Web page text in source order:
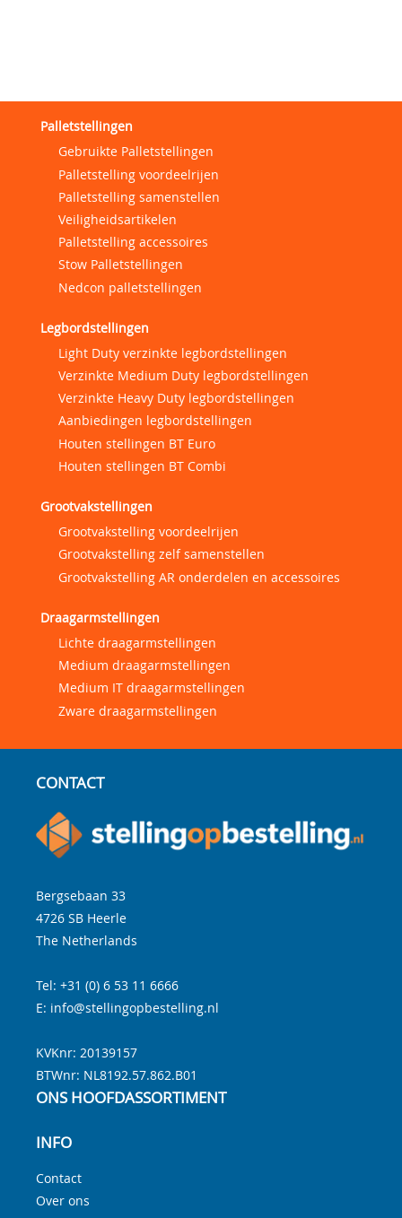
Palletstellingen
Gebruikte Palletstellingen
Palletstelling voordeelrijen
Palletstelling samenstellen
Veiligheidsartikelen
Palletstelling accessoires
Stow Palletstellingen
Nedcon palletstellingen
Legbordstellingen
Light Duty verzinkte legbordstellingen
Verzinkte Medium Duty legbordstellingen
Verzinkte Heavy Duty legbordstellingen
Aanbiedingen legbordstellingen
Houten stellingen BT Euro
Houten stellingen BT Combi
Grootvakstellingen
Grootvakstelling voordeelrijen
Grootvakstelling zelf samenstellen
Grootvakstelling AR onderdelen en accessoires
Draagarmstellingen
Lichte draagarmstellingen
Medium draagarmstellingen
Medium IT draagarmstellingen
Zware draagarmstellingen
CONTACT
Bergsebaan 33
4726 SB Heerle
The Netherlands
Tel: +31 (0) 6 53 11 6666
E: info@stellingopbestelling.nl
KVKnr: 20139157
BTWnr: NL8192.57.862.B01
ONS HOOFDASSORTIMENT
INFO
Contact
Over ons